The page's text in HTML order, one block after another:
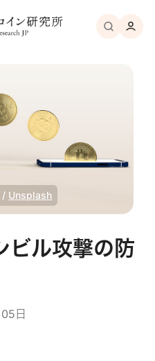
/ Unsplash
ル攻撃の防
日